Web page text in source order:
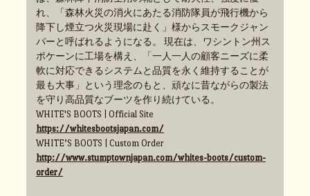
れ、「森林火災の消火にあたる消防隊員が飛行機から
降下し煙立つ火災現場に赴く」様からスモークジャン
パーと呼ばれるようになる。 現在は、ワシントン州ス
ポケーンに工場を構え、「一人一人の顧客ニーズに柔
軟に対応できるシステムと品質を永く維持することが
最も大事」という理念のもと、頑なに昔ながらの製法
を守り高品質なブーツを作り続けている。
WHITE'S BOOTS | Official Site
https://whitesbootsjapan.com/
WHITE’S BOOTS | Custom Order
http://www.stumptownjapan.com/whites-boots/custom-
order/